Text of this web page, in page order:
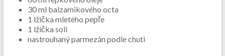
30 ml balzamikového octa
1 lžička mletého pepře
1 lžička soli
nastrouhaný parmezán podle chuti